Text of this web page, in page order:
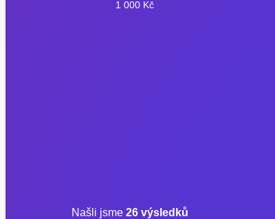
1 000 Kč
Našli jsme 26 výsledků